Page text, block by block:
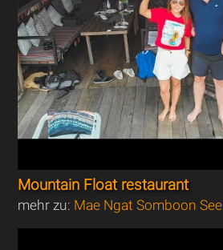
Mountain Float restaurant
mehr zu: Mae Ngat Somboon